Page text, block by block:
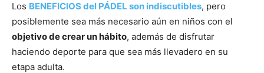
Los BENEFICIOS del PÁDEL son indiscutibles, pero
posiblemente sea más necesario aún en niños con el
objetivo de crear un hábito, además de disfrutar
haciendo deporte para que sea más llevadero en su
etapa adulta.